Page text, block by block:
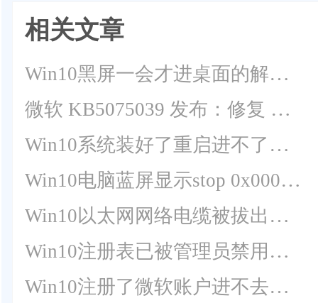
相关文章
Win10黑屏一会才进桌面的解决方法
微软 KB5075039 发布：修复 Win10 最后一次更新导致键鼠失灵
Win10系统装好了重启进不了系统解决方法
Win10电脑蓝屏显示stop 0x000007b的解决教程
Win10以太网网络电缆被拔出是什么意思？怎么解决？
Win10注册表已被管理员禁用怎么办？Win10注册表已被管理员禁用解决方法
Win10注册了微软账户进不去系统了怎么办？